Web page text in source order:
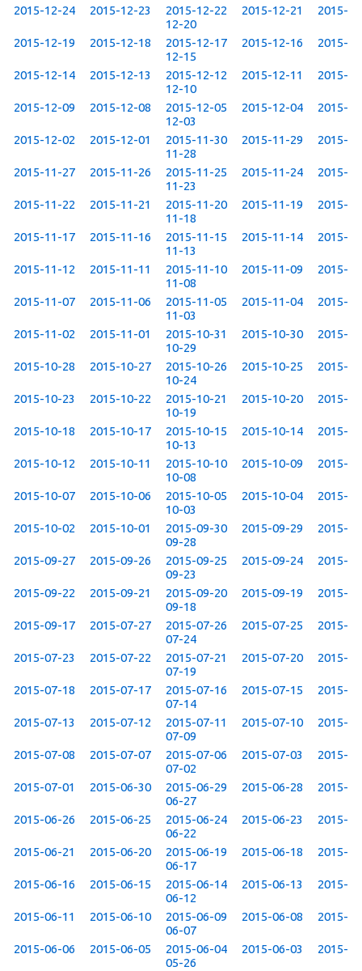
2015-12-24
2015-12-23 2015-12-22 2015-12-21
2015-
12-20
2015-12-19
2015-12-18 2015-12-17 2015-12-16
2015-
12-15
2015-12-14
2015-12-13 2015-12-12 2015-12-11
2015-
12-10
2015-12-09
2015-12-08 2015-12-05 2015-12-04
2015-
12-03
2015-12-02
2015-12-01 2015-11-30 2015-11-29
2015-
11-28
2015-11-27
2015-11-26 2015-11-25 2015-11-24
2015-
11-23
2015-11-22
2015-11-21 2015-11-20 2015-11-19
2015-
11-18
2015-11-17
2015-11-16 2015-11-15 2015-11-14
2015-
11-13
2015-11-12
2015-11-11 2015-11-10 2015-11-09
2015-
11-08
2015-11-07
2015-11-06 2015-11-05 2015-11-04
2015-
11-03
2015-11-02
2015-11-01 2015-10-31 2015-10-30
2015-
10-29
2015-10-28
2015-10-27 2015-10-26 2015-10-25
2015-
10-24
2015-10-23
2015-10-22 2015-10-21 2015-10-20
2015-
10-19
2015-10-18
2015-10-17 2015-10-15 2015-10-14
2015-
10-13
2015-10-12
2015-10-11 2015-10-10 2015-10-09
2015-
10-08
2015-10-07
2015-10-06 2015-10-05 2015-10-04
2015-
10-03
2015-10-02
2015-10-01 2015-09-30 2015-09-29
2015-
09-28
2015-09-27
2015-09-26 2015-09-25 2015-09-24
2015-
09-23
2015-09-22
2015-09-21 2015-09-20 2015-09-19
2015-
09-18
2015-09-17
2015-07-27 2015-07-26 2015-07-25
2015-
07-24
2015-07-23
2015-07-22 2015-07-21 2015-07-20
2015-
07-19
2015-07-18
2015-07-17 2015-07-16 2015-07-15
2015-
07-14
2015-07-13
2015-07-12 2015-07-11 2015-07-10
2015-
07-09
2015-07-08
2015-07-07 2015-07-06 2015-07-03
2015-
07-02
2015-07-01
2015-06-30 2015-06-29 2015-06-28
2015-
06-27
2015-06-26
2015-06-25 2015-06-24 2015-06-23
2015-
06-22
2015-06-21
2015-06-20 2015-06-19 2015-06-18
2015-
06-17
2015-06-16
2015-06-15 2015-06-14 2015-06-13
2015-
06-12
2015-06-11
2015-06-10 2015-06-09 2015-06-08
2015-
06-07
2015-06-06
2015-06-05 2015-06-04 2015-06-03
2015-
05-26